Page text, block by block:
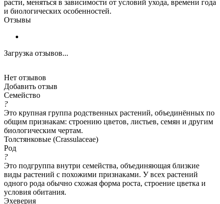
расти, меняться в зависимости от условий ухода, времени года
и биологических особенностей.
Отзывы
Загрузка отзывов...
Нет отзывов
Добавить отзыв
Семейство
?
Это крупная группа родственных растений, объединённых по
общим признакам: строению цветов, листьев, семян и другим
биологическим чертам.
Толстянковые (Crassulaceae)
Род
?
Это подгруппа внутри семейства, объединяющая близкие
виды растений с похожими признаками. У всех растений
одного рода обычно схожая форма роста, строение цветка и
условия обитания.
Эхеверия